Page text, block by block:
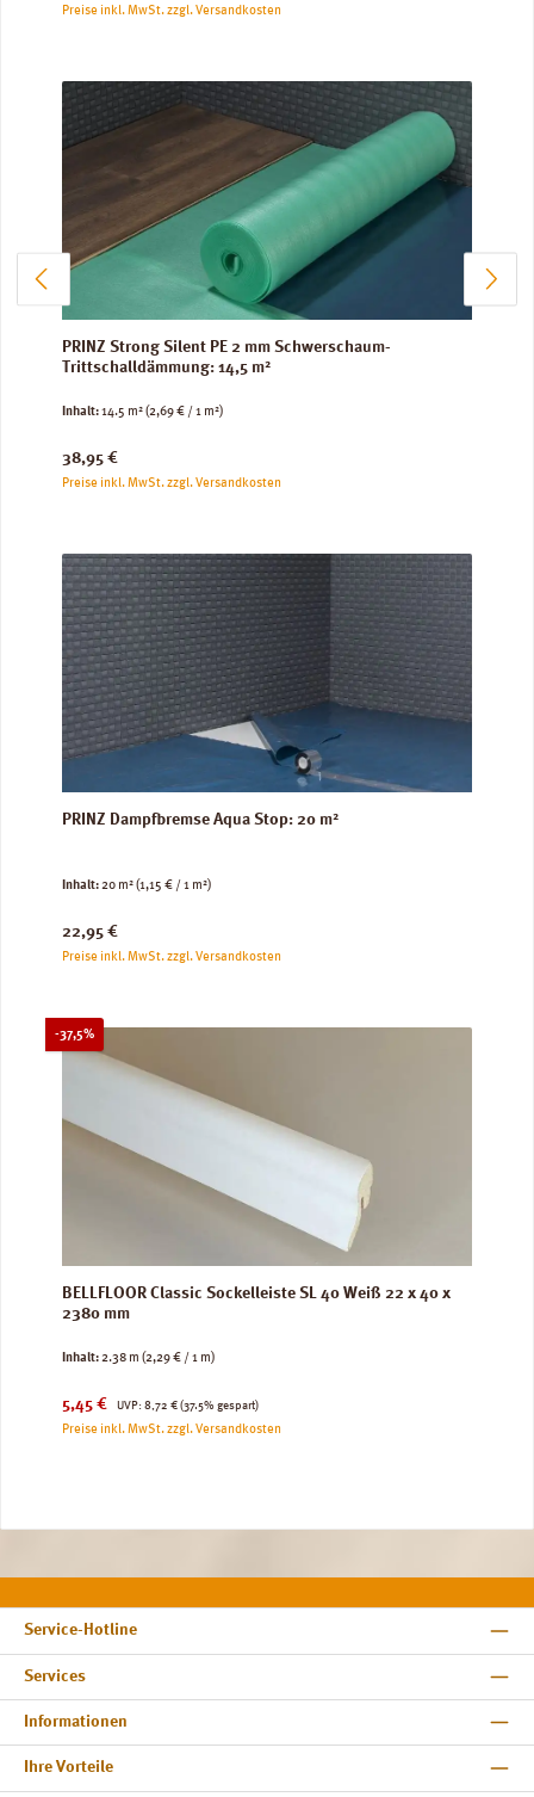
Preise inkl. MwSt. zzgl. Versandkosten
PRINZ Strong Silent PE 2 mm Schwerschaum-
Trittschalldämmung: 14,5 m²
Inhalt:14.5 m²(2,69 € / 1 m²)
Regulärer Preis:
38,95 €
Preise inkl. MwSt. zzgl. Versandkosten
PRINZ Dampfbremse Aqua Stop: 20 m²
Inhalt:20 m²(1,15 € / 1 m²)
Regulärer Preis:
22,95 €
Preise inkl. MwSt. zzgl. Versandkosten
-37,5%Rabatt
BELLFLOOR Classic Sockelleiste SL 40 Weiß 22 x 40 x
2380 mm
Inhalt:2.38 m (2,29 € / 1 m)
Verkaufspreis:
5,45 € UVP:
Regulärer Preis:
8,72 € (37.5% gespart)
Preise inkl. MwSt. zzgl. Versandkosten
Service-Hotline
Services
Informationen
Ihre Vorteile